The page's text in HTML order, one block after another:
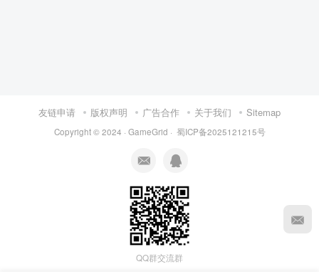
问题求助
862热度
关注
友链申请 版权声明 广告合作 关于我们 Sitemap
Copyright © 2024 · GameGrid · 蜀ICP备2025121215号
QQ群交流群